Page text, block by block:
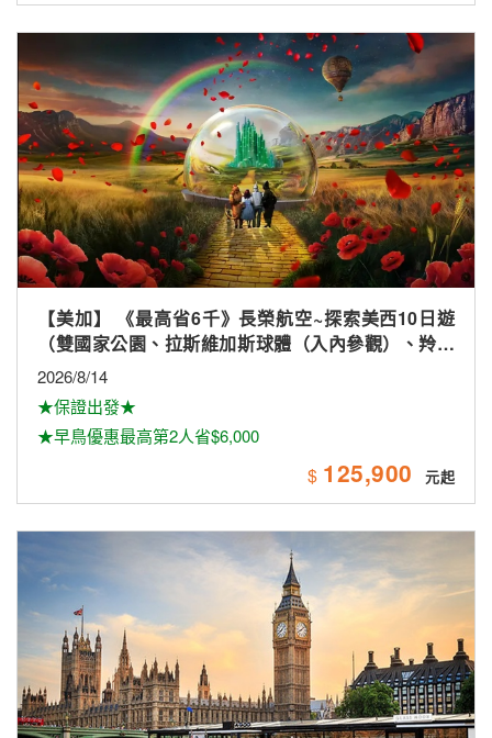
【美加】 《最高省6千》長榮航空~探索美西10日遊
（雙國家公園、拉斯維加斯球體（入內參觀）、羚羊
峽谷雙奇觀、環球影城）
2026/8/14
★保證出發★
★早鳥優惠最高第2人省$6,000
$ 125,900